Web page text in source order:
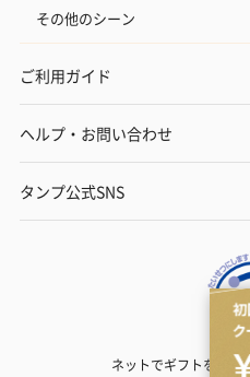
その他のシーン
ご利用ガイド
ヘルプ・お問い合わせ
タンプ公式SNS
ネットでギフトを贈る